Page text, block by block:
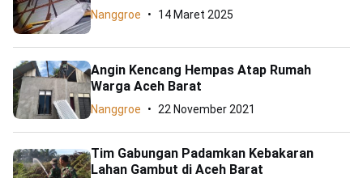
Nanggroe 14 Maret 2025
Angin Kencang Hempas Atap Rumah
Warga Aceh Barat
Nanggroe 22 November 2021
Tim Gabungan Padamkan Kebakaran
Lahan Gambut di Aceh Barat